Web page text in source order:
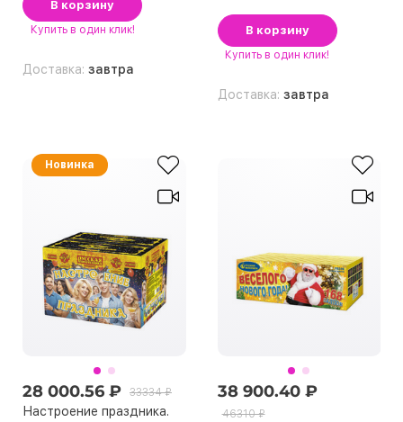
В корзину
Купить в один клик!
Доставка: завтра
В корзину
Купить в один клик!
Доставка: завтра
Новинка
28 000.56 ₽ 33334 ₽
Настроение праздника.
38 900.40 ₽
46310 ₽